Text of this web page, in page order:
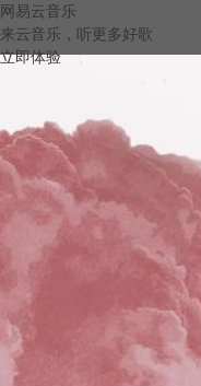
网易云音乐
来云音乐，听更多好歌
立即体验